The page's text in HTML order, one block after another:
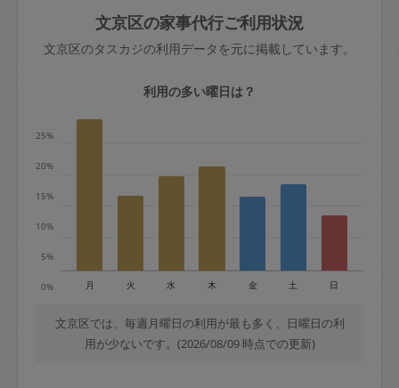
依頼者不在による当日キャンセル＝依頼
金額の100%＋交通費全額
※例：依頼日時／土曜日午前9時開始の場
金曜日9時～土曜日8時まで＝依頼金額の
＋交通費全額
依頼者不在による当日キャンセル＝依頼
金額の100%＋交通費全額
きた場合は損害保険の対象外となるので
ご注意ください。
玉、など
あわせてこちらも参照ください：初めて
はありますか？
文京区の家事代行ご利用状況
文京区のタスカジの利用データを元に掲載しています。
利用の多い曜日は？
0%
5%
10%
15%
20%
25%
月 火 水 木 金 土 日
文京区では、毎週月曜日の利用が最も多く、日曜日の利
用が少ないです。(2026/08/09 時点での更新)